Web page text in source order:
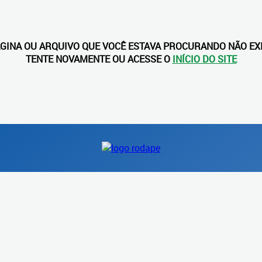
OU ARQUIVO QUE VOCÊ ESTAVA PROCURANDO NÃO
TENTE NOVAMENTE OU ACESSE O INÍCIO DO SITE